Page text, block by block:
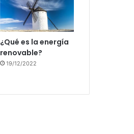
¿Qué es la energía
renovable?
19/12/2022